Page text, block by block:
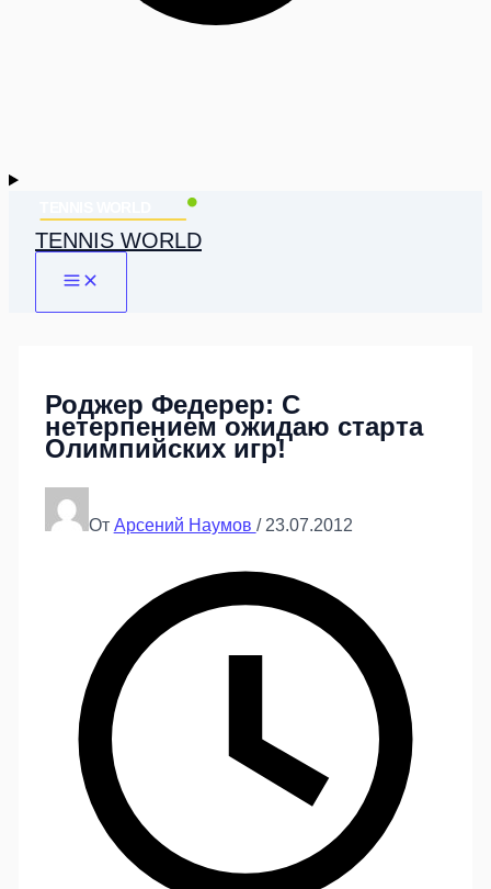
TENNIS WORLD
Роджер Федерер: С
нетерпением ожидаю старта
Олимпийских игр!
От Арсений Наумов / 23.07.2012